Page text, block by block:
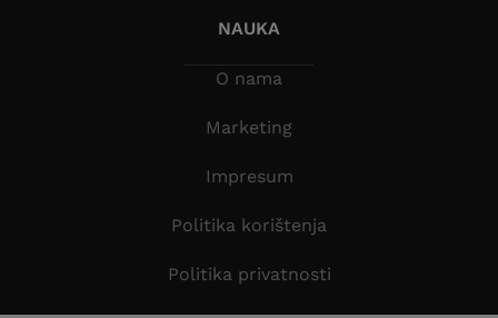
NAUKA
O nama
Marketing
Impresum
Politika korištenja
Politika privatnosti